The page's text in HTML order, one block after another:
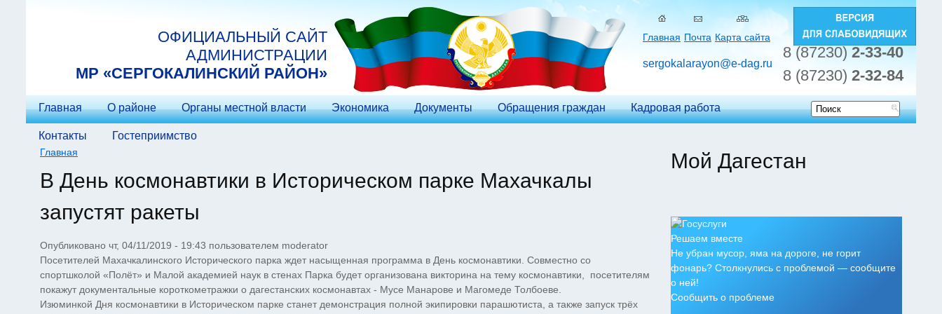
ОФИЦИАЛЬНЫЙ САЙТ
АДМИНИСТРАЦИИ
МP «СЕРГОКАЛИНСКИЙ РАЙОН»
Главная Почта Карта сайта
sergokalarayon@e-dag.ru
8 (87230) 2-33-40
8 (87230) 2-32-84
Главная О районе Органы местной власти Экономика Документы Обращения граждан Кадровая работа
Контакты Гостеприимство
Форма
Вы здесь
Главная
В День космонавтики в Историческом парке Махачкалы
запустят ракеты
Опубликовано чт, 04/11/2019 - 19:43 пользователем moderator
Посетителей Махачкалинского Исторического парка ждет насыщенная программа в День космонавтики. Совместно со
спортшколой «Полёт» и Малой академией наук в стенах Парка будет организована викторина на тему космонавтики, посетителям
покажут документальные короткометражки о дагестанских космонавтах - Мусе Манарове и Магомеде Толбоеве.
Изюминкой Дня космонавтики в Историческом парке станет демонстрация полной экипировки парашютиста, а также запуск трёх
Мой Дагестан
Решаем вместе
Не убран мусор, яма на дороге, не горит
фонарь? Столкнулись с проблемой — сообщите
о ней!
Сообщить о проблеме